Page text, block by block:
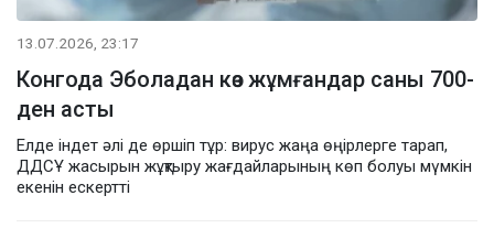
13.07.2026, 23:17
Конгода Эболадан көз жұмғандар саны 700-
ден асты
Елде індет әлі де өршіп тұр: вирус жаңа өңірлерге тарап,
ДДСҰ жасырын жұқтыру жағдайларының көп болуы мүмкін
екенін ескертті